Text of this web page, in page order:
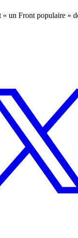
un Front populaire »